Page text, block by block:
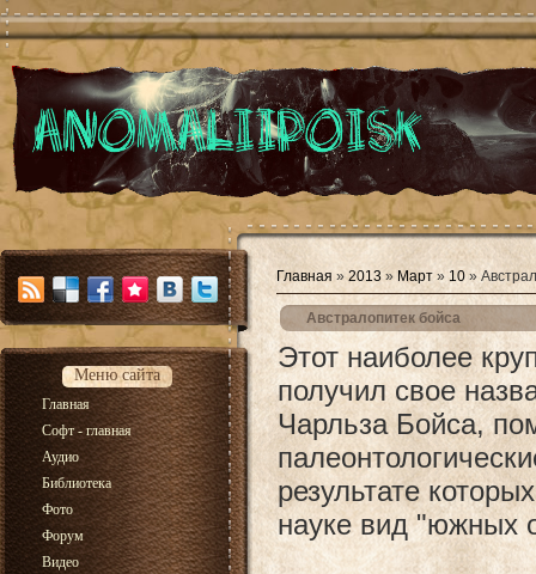
Меню сайта
Главная
Софт - главная
Аудио
Библиотека
Фото
Форум
Видео
Главная » 2013 » Март » 10 »
Австралопитек бойса
Этот наиболее
получил свое
Чарльза Бойса,
результате
науке вид "южных